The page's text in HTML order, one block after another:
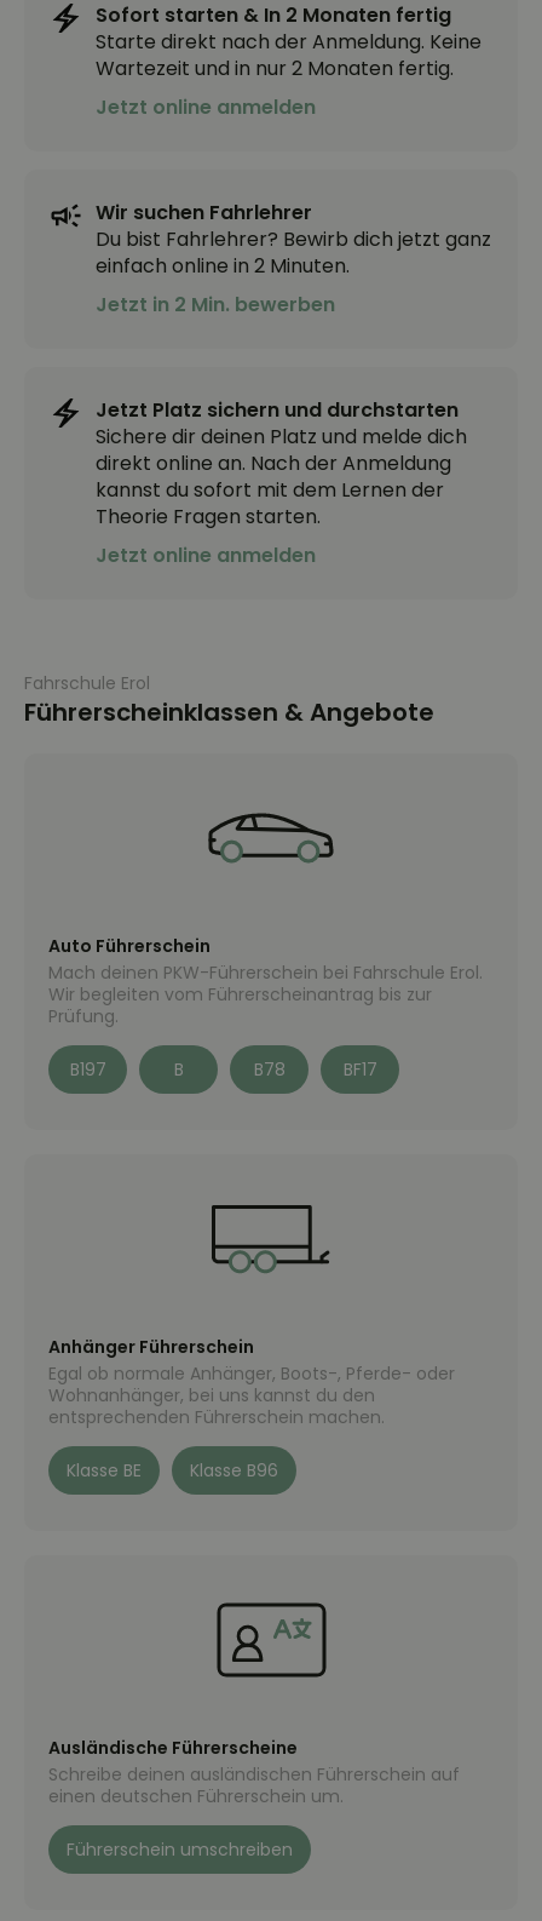
Sofort starten & In 2 Monaten fertig
Starte direkt nach der Anmeldung. Keine
Wartezeit und in nur 2 Monaten fertig.
Jetzt online anmelden
Wir suchen Fahrlehrer
Du bist Fahrlehrer? Bewirb dich jetzt ganz
einfach online in 2 Minuten.
Jetzt in 2 Min. bewerben
Jetzt Platz sichern und durchstarten
Sichere dir deinen Platz und melde dich
direkt online an. Nach der Anmeldung
kannst du sofort mit dem Lernen der
Theorie Fragen starten.
Jetzt online anmelden
Fahrschule Erol
Führerscheinklassen & Angebote
Auto Führerschein
Mach deinen PKW-Führerschein bei Fahrschule Erol.
Wir begleiten vom Führerscheinantrag bis zur
Prüfung.
B197 B B78 BF17
Anhänger Führerschein
Egal ob normale Anhänger, Boots-, Pferde- oder
Wohnanhänger, bei uns kannst du den
entsprechenden Führerschein machen.
Klasse BE Klasse B96
Ausländische Führerscheine
Schreibe deinen ausländischen Führerschein auf
einen deutschen Führerschein um.
Führerschein umschreiben